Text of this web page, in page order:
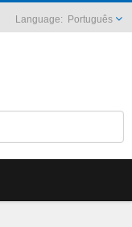
Português